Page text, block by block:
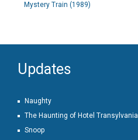
Mystery Train (1989)
Updates
Naughty
The Haunting of Hotel Transylvania
Snoop